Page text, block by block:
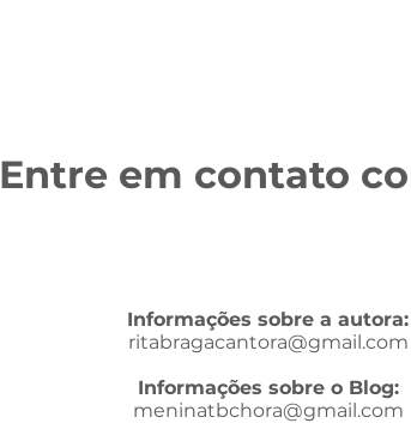
Entre em contato
Informações sobre a autora:
ritabragacantora@gmail.com
Informações sobre o Blog:
meninatbchora@gmail.com